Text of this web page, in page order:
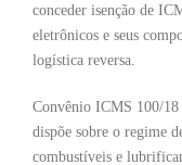
conceder isenção de
eletrônicos e seus
logística reversa.
Convênio ICMS 100/
dispõe sobre o regime
combustíveis e